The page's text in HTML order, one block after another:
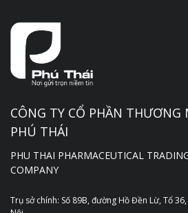
CÔNG TY CỔ PHẦN THƯƠNG
PHÚ THÁI
PHU THAI PHARMACEUTICAL
COMPANY
Trụ sở chính: Số 89B, đường Hồ Đền Lừ, Tổ